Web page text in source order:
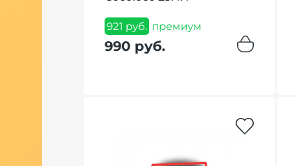
921 руб. премиум
990 руб.